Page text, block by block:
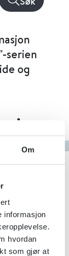
Om
informasjon
hvordan
som gjør at
serien
og